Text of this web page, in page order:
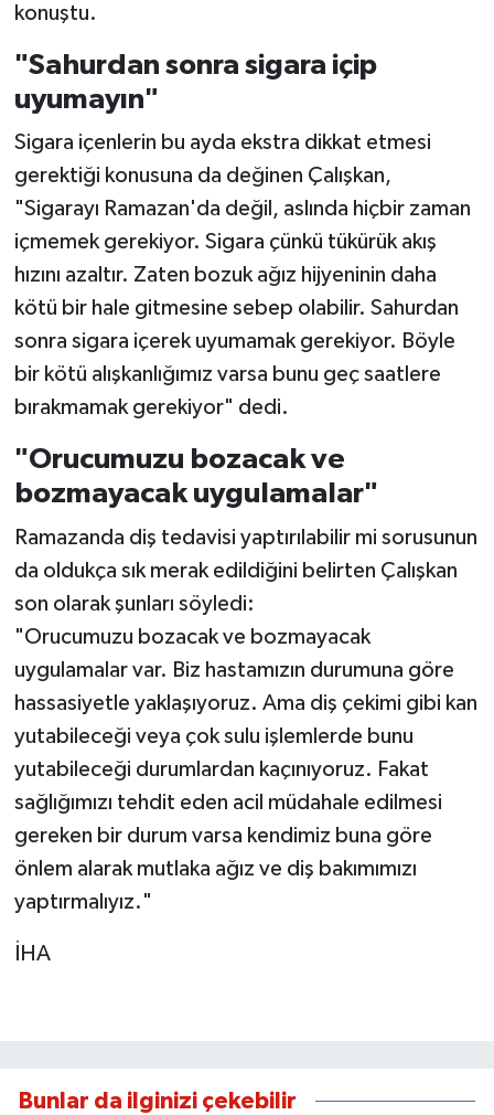
konuştu.
"Sahurdan sonra sigara içip
uyumayın"
Sigara içenlerin bu ayda ekstra dikkat etmesi
gerektiği konusuna da değinen Çalışkan,
"Sigarayı Ramazan'da değil, aslında hiçbir zaman
içmemek gerekiyor. Sigara çünkü tükürük akış
hızını azaltır. Zaten bozuk ağız hijyeninin daha
kötü bir hale gitmesine sebep olabilir. Sahurdan
sonra sigara içerek uyumamak gerekiyor. Böyle
bir kötü alışkanlığımız varsa bunu geç saatlere
bırakmamak gerekiyor" dedi.
"Orucumuzu bozacak ve
bozmayacak uygulamalar"
Ramazanda diş tedavisi yaptırılabilir mi sorusunun
da oldukça sık merak edildiğini belirten Çalışkan
son olarak şunları söyledi:
"Orucumuzu bozacak ve bozmayacak
uygulamalar var. Biz hastamızın durumuna göre
hassasiyetle yaklaşıyoruz. Ama diş çekimi gibi kan
yutabileceği veya çok sulu işlemlerde bunu
yutabileceği durumlardan kaçınıyoruz. Fakat
sağlığımızı tehdit eden acil müdahale edilmesi
gereken bir durum varsa kendimiz buna göre
önlem alarak mutlaka ağız ve diş bakımımızı
yaptırmalıyız."
İHA
Bunlar da ilginizi çekebilir